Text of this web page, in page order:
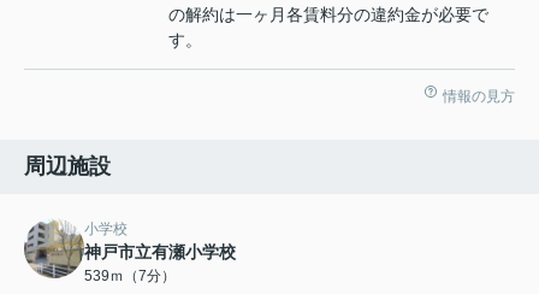
の解約は一ヶ月各賃料分の違約金が必要で
す。
情報の見方
周辺施設
小学校
神戸市立有瀬小学校
539ｍ（7分）